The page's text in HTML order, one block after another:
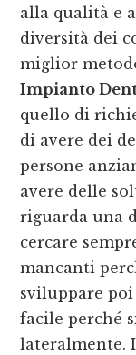
alla qualità e
diversità dei
miglior
Impianto
quello di
di avere dei
persone
avere delle
riguarda una
cercare
mancanti
sviluppare
facile perché
lateralmente.